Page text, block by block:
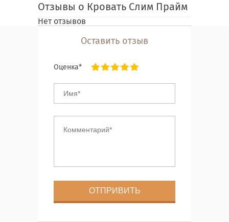
Отзывы о Кровать Слим Прайм
Нет отзывов
Оставить отзыв
Оценка*